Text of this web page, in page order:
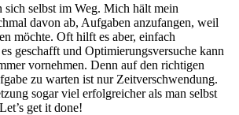
sich selbst im Weg. Mich hält mein
davon ab, Aufgaben anzufangen, weil
möchte. Oft hilft es aber, einfach
geschafft und Optimierungsversuche kann
vornehmen. Denn auf den richtigen
zu warten ist nur Zeitverschwendung.
sogar viel erfolgreicher als man selbst
get it done!